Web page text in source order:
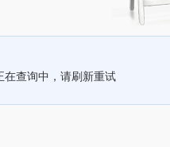
在查询中，请刷新重试